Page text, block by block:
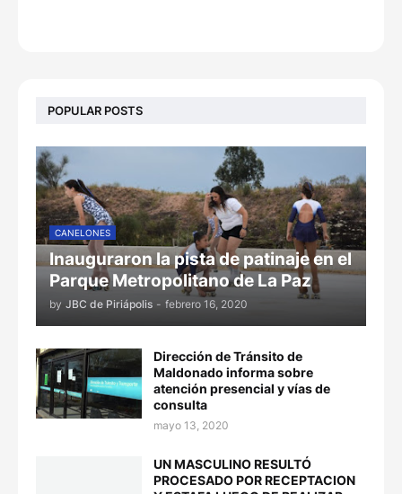
POPULAR POSTS
CANELONES
Inauguraron la pista de patinaje en el
Parque Metropolitano de La Paz
by JBC de Piriápolis - febrero 16, 2020
Dirección de Tránsito de
Maldonado informa sobre
atención presencial y vías de
consulta
mayo 13, 2020
UN MASCULINO RESULTÓ
PROCESADO POR RECEPTACION